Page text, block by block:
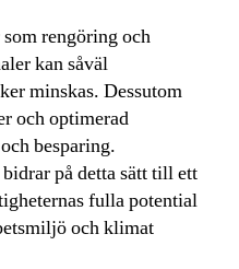
rengöring och
kan såväl
minskas. Dessutom
och optimerad
besparing.
bidrar på detta sätt till ett
fulla potential
och klimat